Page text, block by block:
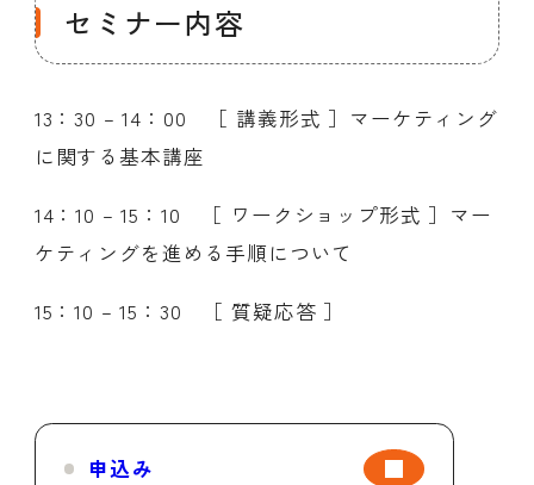
セミナー内容
13：30 – 14：00 ［ 講義形式 ］マーケティング
に関する基本講座
14：10 – 15：10 ［ ワークショップ形式 ］マー
ケティングを進める手順について
15：10 – 15：30 ［ 質疑応答 ］
申込み